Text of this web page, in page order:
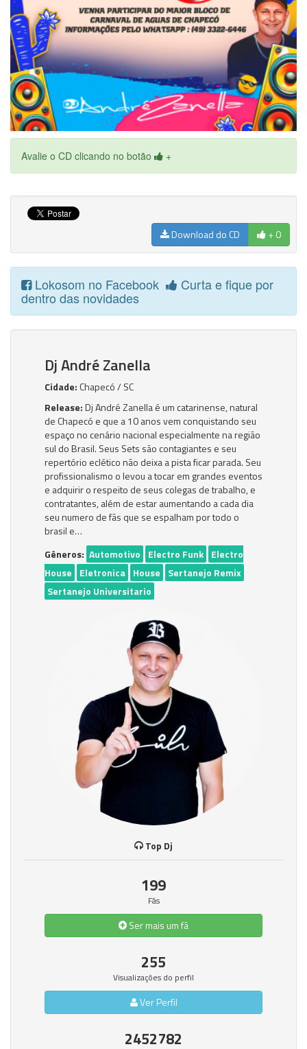
Avalie o CD clicando no botão +
Download do CD + 0
Lokosom no Facebook Curta e fique por
dentro das novidades
Dj André Zanella
Cidade: Chapecó / SC
Release:Dj André Zanella é um catarinense, natural
de Chapecó e que a 10 anos vem conquistando seu
espaço no cenário nacional especialmente na região
sul do Brasil. Seus Sets são contagiantes e seu
repertório eclético não deixa a pista ficar parada. Seu
profissionalismo o levou a tocar em grandes eventos
e adquirir o respeito de seus colegas de trabalho, e
contratantes, além de estar aumentando a cada dia
seu numero de fãs que se espalham por todo o
brasil e…
Gêneros: Automotivo Electro Funk Electro
House
Eletronica House
Sertanejo Remix
Sertanejo Universitario
Top Dj
199
Fãs
Ser mais um fã
255
Visualizações do perfil
Ver Perfil
2452782